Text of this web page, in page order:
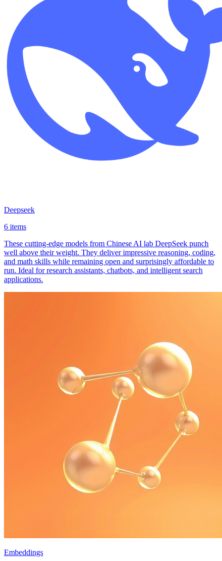
Deepseek
6 items
These cutting-edge models from Chinese AI lab DeepSeek punch
well above their weight. They deliver impressive reasoning, coding,
and math skills while remaining open and surprisingly affordable to
run. Ideal for research assistants, chatbots, and intelligent search
applications.
Embeddings